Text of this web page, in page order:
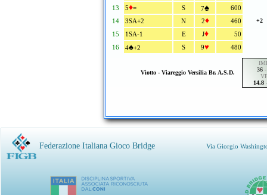
13
5♦= S 7♠
600
14
3SA+2 N 2♦ 460 +2
15 1SA-1 E J♦
50
16
4♠+2 S 9♥ 480
Viotto - Viareggio Versilia Br. A.s.d.
36
14.8
Federazione Italiana Gioco Bridge Via Giorgio